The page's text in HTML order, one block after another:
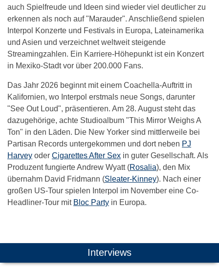
auch Spielfreude und Ideen sind wieder viel deutlicher zu
erkennen als noch auf "Marauder". Anschließend spielen
Interpol Konzerte und Festivals in Europa, Lateinamerika
und Asien und verzeichnet weltweit steigende
Streamingzahlen. Ein Karriere-Höhepunkt ist ein Konzert
in Mexiko-Stadt vor über 200.000 Fans.
Das Jahr 2026 beginnt mit einem Coachella-Auftritt in
Kalifornien, wo Interpol erstmals neue Songs, darunter
"See Out Loud", präsentieren. Am 28. August steht das
dazugehörige, achte Studioalbum "This Mirror Weighs A
Ton" in den Läden. Die New Yorker sind mittlerweile bei
Partisan Records untergekommen und dort neben PJ
Harvey oder Cigarettes After Sex in guter Gesellschaft. Als
Produzent fungierte Andrew Wyatt (Rosalia), den Mix
übernahm David Fridmann (Sleater-Kinney). Nach einer
großen US-Tour spielen Interpol im November eine Co-
Headliner-Tour mit Bloc Party in Europa.
Das könnte Dich auch interessieren:
Interviews